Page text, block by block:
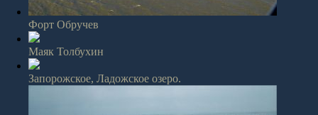
Форт Обручев
Маяк Толбухин
Запорожское, Ладожское озеро.